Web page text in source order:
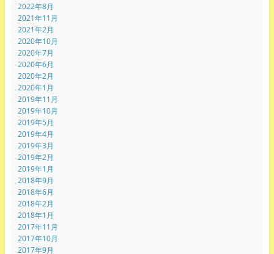
2022年8月
2021年11月
2021年2月
2020年10月
2020年7月
2020年6月
2020年2月
2020年1月
2019年11月
2019年10月
2019年5月
2019年4月
2019年3月
2019年2月
2019年1月
2018年9月
2018年6月
2018年2月
2018年1月
2017年11月
2017年10月
2017年9月